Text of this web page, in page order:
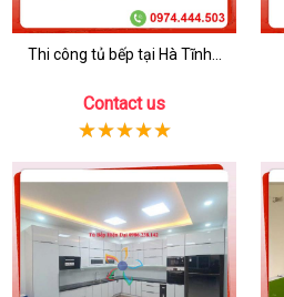
Thi công tủ bếp tại Hà Tĩnh...
Contact us